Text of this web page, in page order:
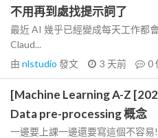
不用再到處找提示詞了
最近 AI 幾乎已經變成每天工作都
Claud...
由 nlstudio 發文 3 天前 0
[Machine Learning A-Z
Data pre-processing 概念
一邊要上課一邊還要寫這個不容